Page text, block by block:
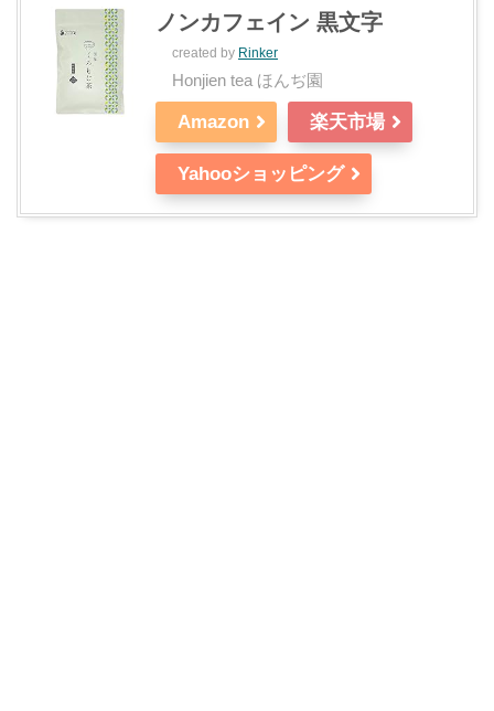
ノンカフェイン 黒文字
created by Rinker
Honjien tea ほんぢ園
Amazon 楽天市場
Yahooショッピング